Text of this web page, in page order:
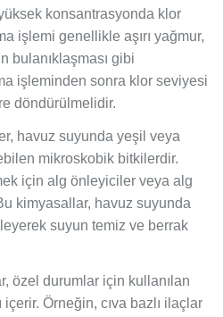
konsantrasyonda klor
işlemi genellikle aşırı yağmur,
bulanıklaşması gibi
işleminden sonra klor seviyesi
döndürülmelidir.
havuz suyunda yeşil veya
mikroskobik bitkilerdir.
için alg önleyiciler veya alg
kimyasallar, havuz suyunda
suyun temiz ve berrak
özel durumlar için kullanılan
Örneğin, cıva bazlı ilaçlar